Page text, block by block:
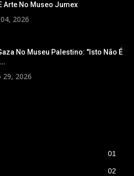
Arte No Museo Jumex
2026
No Museu Palestino: "Isto Não É
29, 2026
01
02